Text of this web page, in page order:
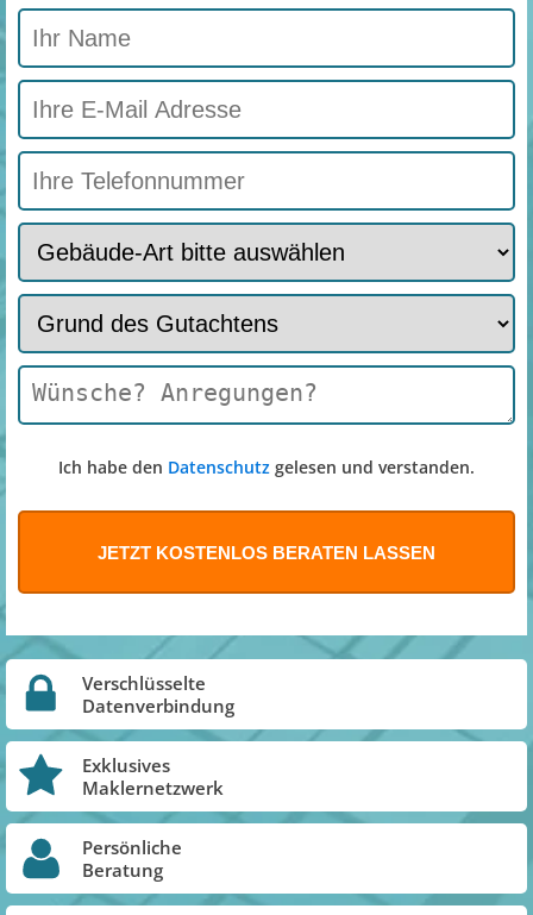
Ich habe den Datenschutz gelesen und verstanden.
Verschlüsselte
Datenverbindung
Exklusives
Maklernetzwerk
Persönliche
Beratung